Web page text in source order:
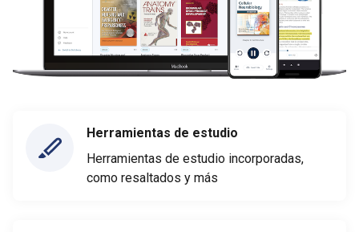
Herramientas de estudio
Herramientas de estudio incorporadas,
como resaltados y más